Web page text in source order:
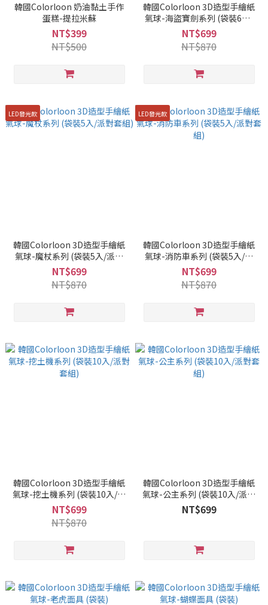
韓國Colorloon 奶油黏土手作
蛋糕-提拉米蘇
NT$399
NT$500
韓國Colorloon 3D造型手繪紙
氣球-海盜寶劍系列 (袋裝6入/
派對套組)
NT$699
NT$870
LED發光款
韓國Colorloon 3D造型手繪紙
氣球-魔杖系列 (袋裝5入/派對
套組)
NT$699
NT$870
LED發光款
韓國Colorloon 3D造型手繪紙
氣球-消防車系列 (袋裝5入/派
對套組)
NT$699
NT$870
韓國Colorloon 3D造型手繪紙
氣球-挖土機系列 (袋裝10入/派
對套組)
NT$699
NT$870
韓國Colorloon 3D造型手繪紙
氣球-公主系列 (袋裝10入/派對
套組)
NT$699